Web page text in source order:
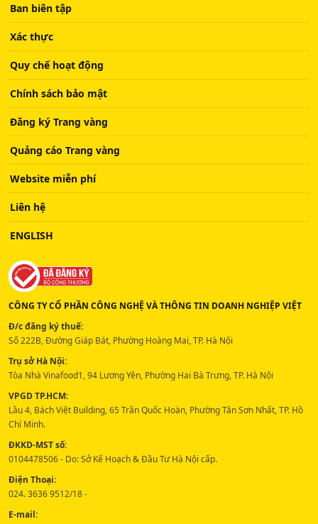
Ban biên tập
Xác thực
Quy chế hoạt động
Chính sách bảo mật
Đăng ký Trang vàng
Quảng cáo Trang vàng
Website miễn phí
Liên hệ
ENGLISH
CÔNG TY CỔ PHẦN CÔNG NGHỆ VÀ THÔNG TIN DOANH NGHIỆP VIỆT
Đ/c đăng ký thuế:
Số 222B, Đường Giáp Bát, Phường Hoàng Mai, TP. Hà Nội
Trụ sở Hà Nội:
Tòa Nhà Vinafood1, 94 Lương Yên, Phường Hai Bà Trưng, TP. Hà Nội
VPGD TP.HCM:
Lầu 4, Bách Việt Building, 65 Trần Quốc Hoàn, Phường Tân Sơn Nhất, TP. Hồ
Chí Minh.
ĐKKD-MST số:
0104478506 - Do: Sở Kế Hoạch & Đầu Tư Hà Nội cấp.
Điện Thoại:
024. 3636 9512/18 -
E-mail: